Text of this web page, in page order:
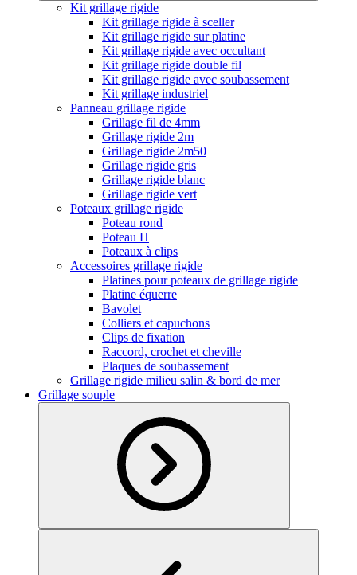
Kit grillage rigide
Kit grillage rigide à sceller
Kit grillage rigide sur platine
Kit grillage rigide avec occultant
Kit grillage rigide double fil
Kit grillage rigide avec soubassement
Kit grillage industriel
Panneau grillage rigide
Grillage fil de 4mm
Grillage rigide 2m
Grillage rigide 2m50
Grillage rigide gris
Grillage rigide blanc
Grillage rigide vert
Poteaux grillage rigide
Poteau rond
Poteau H
Poteaux à clips
Accessoires grillage rigide
Platines pour poteaux de grillage rigide
Platine équerre
Bavolet
Colliers et capuchons
Clips de fixation
Raccord, crochet et cheville
Plaques de soubassement
Grillage rigide milieu salin & bord de mer
Grillage souple